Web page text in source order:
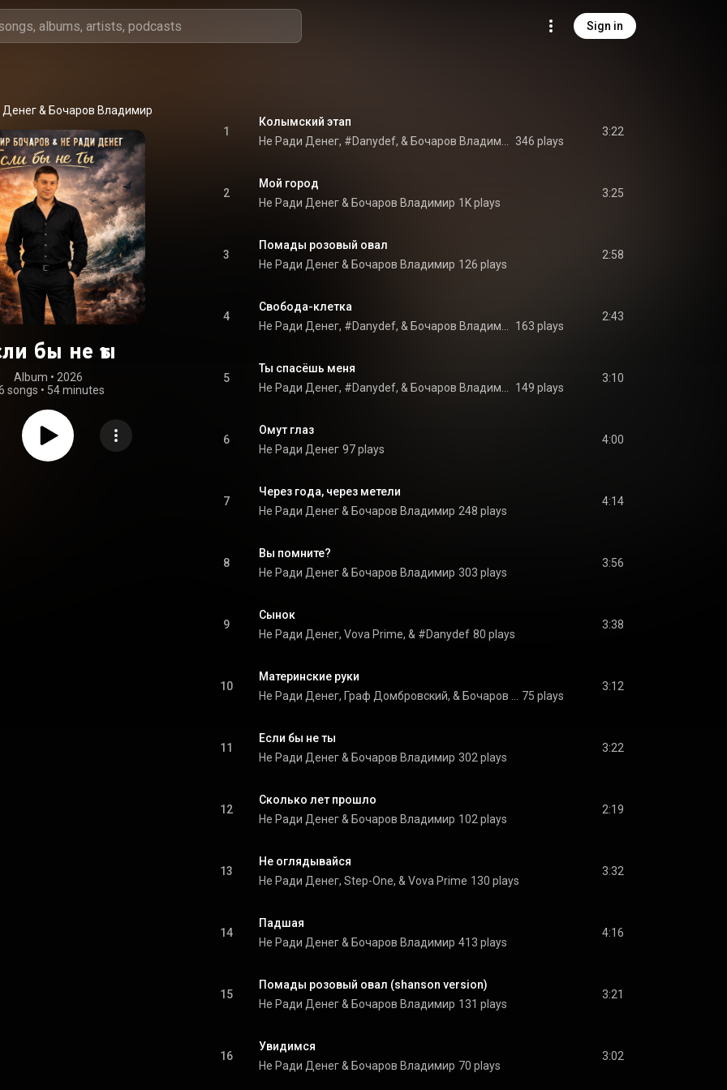
Sign in
& Бочаров Владимир
бы не ты
Album • 2026
songs • 54 minutes
1
Колымский этап
346 plays
3:22
2
Мой город
Не Ради Денег & Бочаров Владимир 1K plays
3:25
3
Помады розовый овал
Не Ради Денег & Бочаров Владимир 126 plays
2:58
4
Свобода-клетка
163 plays
2:43
5
Ты спасёшь меня
149 plays
3:10
6
Омут глаз
Не Ради Денег 97 plays
4:00
7
Через года, через метели
Не Ради Денег & Бочаров Владимир 248 plays
4:14
8
Вы помните?
Не Ради Денег & Бочаров Владимир 303 plays
3:56
9
Сынок
Не Ради Денег, Vova Prime, & #Danydef 80 plays
3:38
10
Материнские руки
75 plays
3:12
11
Если бы не ты
Не Ради Денег & Бочаров Владимир 302 plays
3:22
12
Сколько лет прошло
Не Ради Денег & Бочаров Владимир 102 plays
2:19
13
Не оглядывайся
Не Ради Денег, Step-One, & Vova Prime 130 plays
3:32
14
Падшая
Не Ради Денег & Бочаров Владимир 413 plays
4:16
15
Помады розовый овал (shanson version)
Не Ради Денег & Бочаров Владимир 131 plays
3:21
16
Увидимся
Не Ради Денег & Бочаров Владимир 70 plays
3:02